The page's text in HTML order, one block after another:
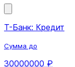
Т-Банк: Кредит
Сумма до
30000000 ₽